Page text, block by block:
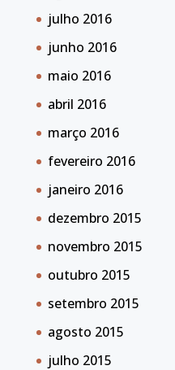
julho 2016
junho 2016
maio 2016
abril 2016
março 2016
fevereiro 2016
janeiro 2016
dezembro 2015
novembro 2015
outubro 2015
setembro 2015
agosto 2015
julho 2015